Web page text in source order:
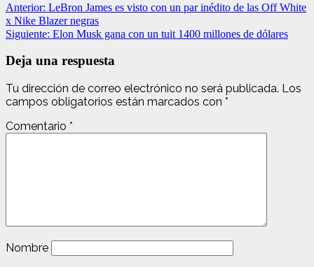
Anterior: LeBron James es visto con un par inédito de las Off White
x Nike Blazer negras
Siguiente: Elon Musk gana con un tuit 1400 millones de dólares
Deja una respuesta
Tu dirección de correo electrónico no será publicada. Los
campos obligatorios están marcados con *
Comentario *
Nombre